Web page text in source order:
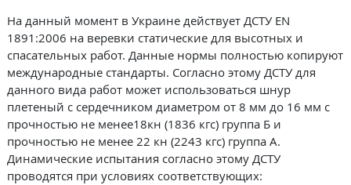
На данный момент в Украине действует ДСТУ EN
1891:2006 на веревки статические для высотных и
спасательных работ. Данные нормы полностью копируют
международные стандарты. Согласно этому ДСТУ для
данного вида работ может использоваться шнур
плетеный с сердечником диаметром от 8 мм до 16 мм с
прочностью не менее18кн (1836 кгс) группа Б и
прочностью не менее 22 кн (2243 кгс) группа А.
Динамические испытания согласно этому ДСТУ
проводятся при условиях соответствующих: